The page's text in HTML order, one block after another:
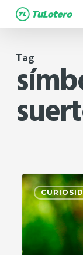
Skip
to
content
Tag